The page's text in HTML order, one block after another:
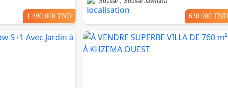
1.690.000 TND 630.000 TND